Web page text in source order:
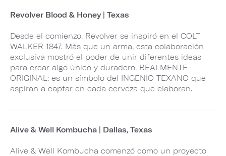
Revolver Blood & Honey | Texas
Desde el comienzo, Revolver se inspiró en el COLT
WALKER 1847. Más que un arma, esta colaboración
exclusiva mostró el poder de unir diferentes ideas
para crear algo único y duradero. REALMENTE
ORIGINAL: es un símbolo del INGENIO TEXANO que
aspiran a captar en cada cerveza que elaboran.
Alive & Well Kombucha | Dallas, Texas
Alive & Well Kombucha comenzó como un proyecto